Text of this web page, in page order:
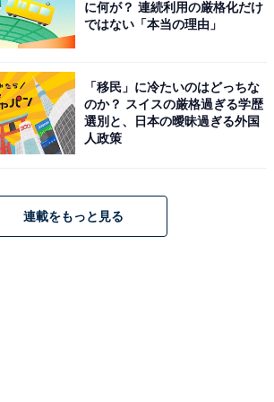
ぶ「住みたい街（駅）」ランキン
口駅」、1位は？
住みたい街（駅）」ランキング！ 2
、1位は？
「住みたい街（駅）」ランキング！ 3
に何が？ 連続利用の厳格化だけ
ではない「本当の理由」
「移民」に冷たいのはどっちな
のか？ スイスの厳格過ぎる学歴
選別と、日本の曖昧過ぎる外国
人政策
連載をもっと見る